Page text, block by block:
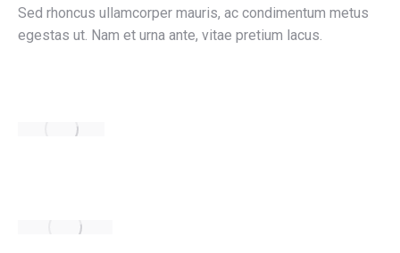
Sed rhoncus ullamcorper mauris, ac condimentum metus
egestas ut. Nam et urna ante, vitae pretium lacus.